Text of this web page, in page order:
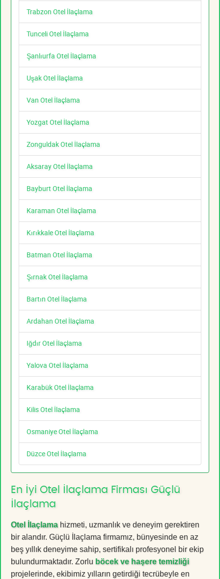
Trabzon Otel İlaçlama
Tunceli Otel İlaçlama
Şanlıurfa Otel İlaçlama
Uşak Otel İlaçlama
Van Otel İlaçlama
Yozgat Otel İlaçlama
Zonguldak Otel İlaçlama
Aksaray Otel İlaçlama
Bayburt Otel İlaçlama
Karaman Otel İlaçlama
Kırıkkale Otel İlaçlama
Batman Otel İlaçlama
Şırnak Otel İlaçlama
Bartın Otel İlaçlama
Ardahan Otel İlaçlama
Iğdır Otel İlaçlama
Yalova Otel İlaçlama
Karabük Otel İlaçlama
Kilis Otel İlaçlama
Osmaniye Otel İlaçlama
Düzce Otel İlaçlama
En İyi Otel İlaçlama Firması Güçlü
İlaçlama
Otel İlaçlamahizmeti, uzmanlık ve deneyim gerektiren
bir alandır. Güçlü İlaçlama firmamız, bünyesinde en az
beş yıllık deneyime sahip, sertifikalı profesyonel bir ekip
bulundurmaktadır. Zorlu böcek ve haşere temizliği
projelerinde, ekibimiz yılların getirdiği tecrübeyle en